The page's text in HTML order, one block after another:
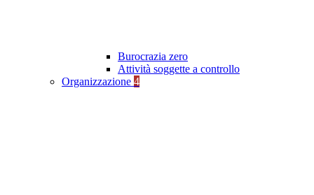
Burocrazia zero
Attività soggette a controllo
Organizzazione 4